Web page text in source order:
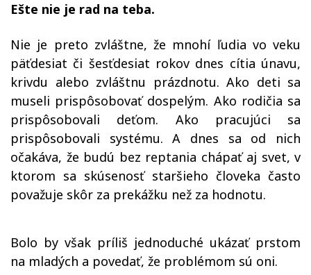
Ešte nie je rad na teba.
Nie je preto zvláštne, že mnohí ľudia vo veku
päťdesiat či šesťdesiat rokov dnes cítia únavu,
krivdu alebo zvláštnu prázdnotu. Ako deti sa
museli prispôsobovať dospelým. Ako rodičia sa
prispôsobovali deťom. Ako pracujúci sa
prispôsobovali systému. A dnes sa od nich
očakáva, že budú bez reptania chápať aj svet, v
ktorom sa skúsenosť staršieho človeka často
považuje skôr za prekážku než za hodnotu.
Bolo by však príliš jednoduché ukázať prstom
na mladých a povedať, že problémom sú oni.